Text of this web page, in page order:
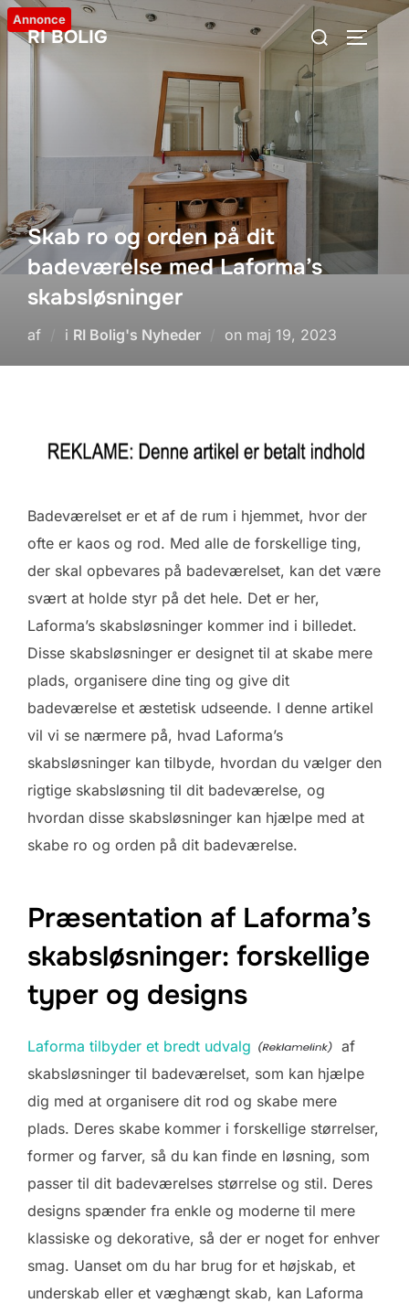
Videre
til
indhold
RI BOLIG
Søg
efter:
SLÅ
Annonce
Skab ro og orden på dit
badeværelse med Laforma’s
skabsløsninger
af i RI Bolig's Nyheder on Udgivet
maj 19, 2023
Badeværelset er et af de rum i hjemmet, hvor der
ofte er kaos og rod. Med alle de forskellige ting,
der skal opbevares på badeværelset, kan det være
svært at holde styr på det hele. Det er her,
Laforma’s skabsløsninger kommer ind i billedet.
Disse skabsløsninger er designet til at skabe mere
plads, organisere dine ting og give dit
badeværelse et æstetisk udseende. I denne artikel
vil vi se nærmere på, hvad Laforma’s
skabsløsninger kan tilbyde, hvordan du vælger den
rigtige skabsløsning til dit badeværelse, og
hvordan disse skabsløsninger kan hjælpe med at
skabe ro og orden på dit badeværelse.
Præsentation af Laforma’s
skabsløsninger: forskellige
typer og designs
Laforma tilbyder et bredt udvalg
af
skabsløsninger til badeværelset, som kan hjælpe
dig med at organisere dit rod og skabe mere
plads. Deres skabe kommer i forskellige størrelser,
former og farver, så du kan finde en løsning, som
passer til dit badeværelses størrelse og stil. Deres
designs spænder fra enkle og moderne til mere
klassiske og dekorative, så der er noget for enhver
smag. Uanset om du har brug for et højskab, et
underskab eller et væghængt skab, kan Laforma